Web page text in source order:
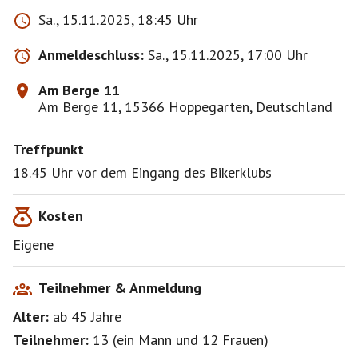
Sa., 15.11.2025, 18:45 Uhr
Anmeldeschluss: Sa., 15.11.2025, 17:00 Uhr
Am Berge 11
Am Berge 11, 15366 Hoppegarten, Deutschland
Treffpunkt
18.45 Uhr vor dem Eingang des Bikerklubs
Kosten
Eigene
Teilnehmer & Anmeldung
Alter: ab 45Jahre
Teilnehmer: 13 (ein Mann und 12 Frauen)